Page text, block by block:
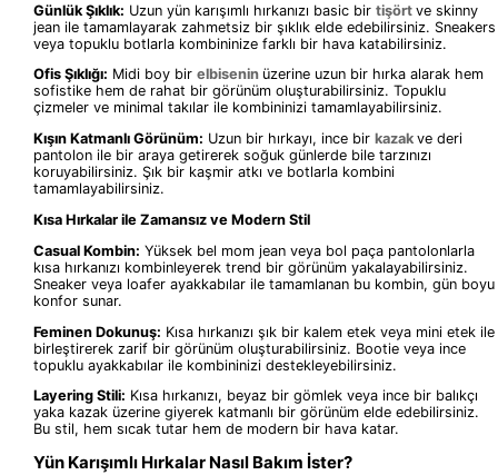
Günlük Şıklık: Uzun yün karışımlı hırkanızı basic bir tişört ve skinny
jean ile tamamlayarak zahmetsiz bir şıklık elde edebilirsiniz. Sneakers
veya topuklu botlarla kombininize farklı bir hava katabilirsiniz.
Ofis Şıklığı: Midi boy bir elbisenin üzerine uzun bir hırka alarak hem
sofistike hem de rahat bir görünüm oluşturabilirsiniz. Topuklu
çizmeler ve minimal takılar ile kombininizi tamamlayabilirsiniz.
Kışın Katmanlı Görünüm: Uzun bir hırkayı, ince bir kazak ve deri
pantolon ile bir araya getirerek soğuk günlerde bile tarzınızı
koruyabilirsiniz. Şık bir kaşmir atkı ve botlarla kombini
tamamlayabilirsiniz.
Kısa Hırkalar ile Zamansız ve Modern Stil
Casual Kombin: Yüksek bel mom jean veya bol paça pantolonlarla
kısa hırkanızı kombinleyerek trend bir görünüm yakalayabilirsiniz.
Sneaker veya loafer ayakkabılar ile tamamlanan bu kombin, gün boyu
konfor sunar.
Feminen Dokunuş: Kısa hırkanızı şık bir kalem etek veya mini etek ile
birleştirerek zarif bir görünüm oluşturabilirsiniz. Bootie veya ince
topuklu ayakkabılar ile kombininizi destekleyebilirsiniz.
Layering Stili: Kısa hırkanızı, beyaz bir gömlek veya ince bir balıkçı
yaka kazak üzerine giyerek katmanlı bir görünüm elde edebilirsiniz.
Bu stil, hem sıcak tutar hem de modern bir hava katar.
Yün Karışımlı Hırkalar Nasıl Bakım İster?